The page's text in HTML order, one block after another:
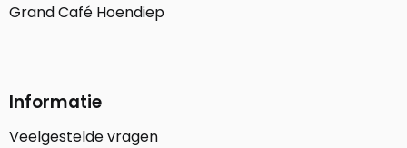
Grand Café Hoendiep
Informatie
Veelgestelde vragen